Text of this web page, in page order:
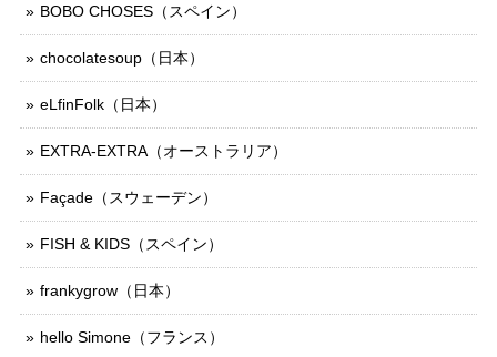
BOBO CHOSES（スペイン）
chocolatesoup（日本）
eLfinFolk（日本）
EXTRA-EXTRA（オーストラリア）
Façade（スウェーデン）
FISH & KIDS（スペイン）
frankygrow（日本）
hello Simone（フランス）